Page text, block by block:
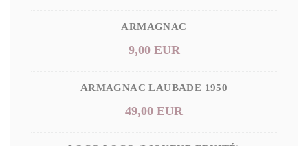
ARMAGNAC
9,00 EUR
ARMAGNAC LAUBADE 1950
49,00 EUR